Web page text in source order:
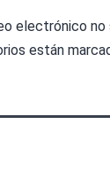
electrónico no
están